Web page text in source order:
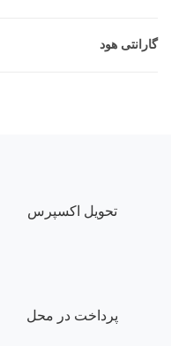
گارانتی هود
تحویل اکسپرس
پرداخت در محل